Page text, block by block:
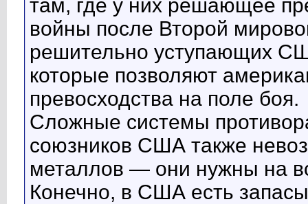
там, где у них решающее
войны после Второй
решительно уступающих
которые позволяют
превосходства на поле боя.
Сложные системы
союзников США также
металлов — они нужны на
Конечно, в США есть